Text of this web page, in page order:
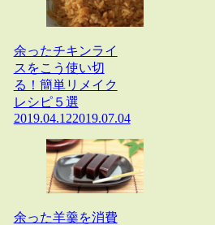
余ったチキンライ
スをこう使い切
る！簡単リメイク
レシピ５選
2019.04.122019.07.04
余った羊羹を消費